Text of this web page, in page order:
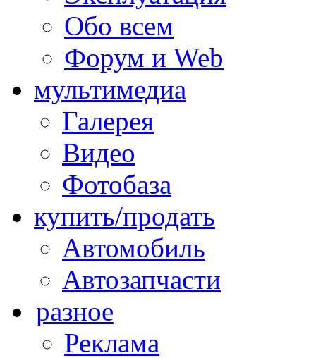
Обо всем
Форум и Web
мультимедиа
Галерея
Видео
Фотобаза
купить/продать
Автомобиль
Автозапчасти
разное
Реклама